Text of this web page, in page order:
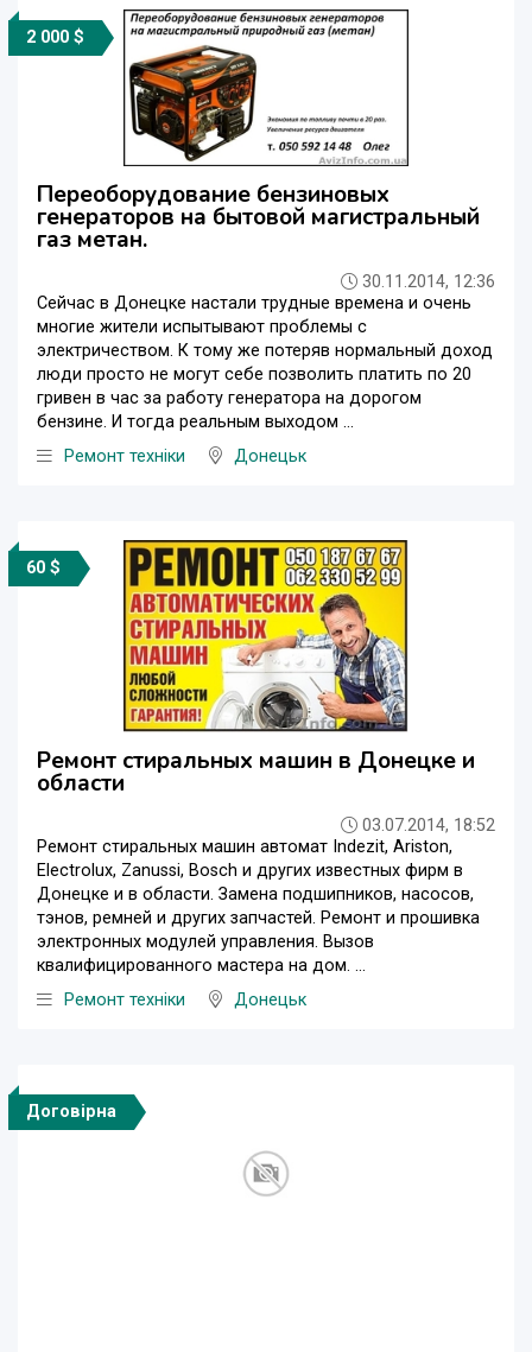
2 000 $
Переоборудование бензиновых
генераторов на бытовой магистральный
газ метан.
30.11.2014, 12:36
Сейчас в Донецке настали трудные времена и очень
многие жители испытывают проблемы с
электричеством. К тому же потеряв нормальный доход
люди просто не могут себе позволить платить по 20
гривен в час за работу генератора на дорогом
бензине. И тогда реальным выходом ...
Ремонт техніки
Донецьк
60 $
Ремонт стиральных машин в Донецке и
области
03.07.2014, 18:52
Ремонт стиральных машин автомат Indezit, Ariston,
Electrolux, Zanussi, Bosch и других известных фирм в
Донецке и в области. Замена подшипников, насосов,
тэнов, ремней и других запчастей. Ремонт и прошивка
электронных модулей управления. Вызов
квалифицированного мастера на дом. ...
Ремонт техніки
Донецьк
Договірна